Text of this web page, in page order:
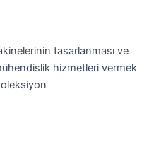
tasarlanması ve
hizmetleri vermek